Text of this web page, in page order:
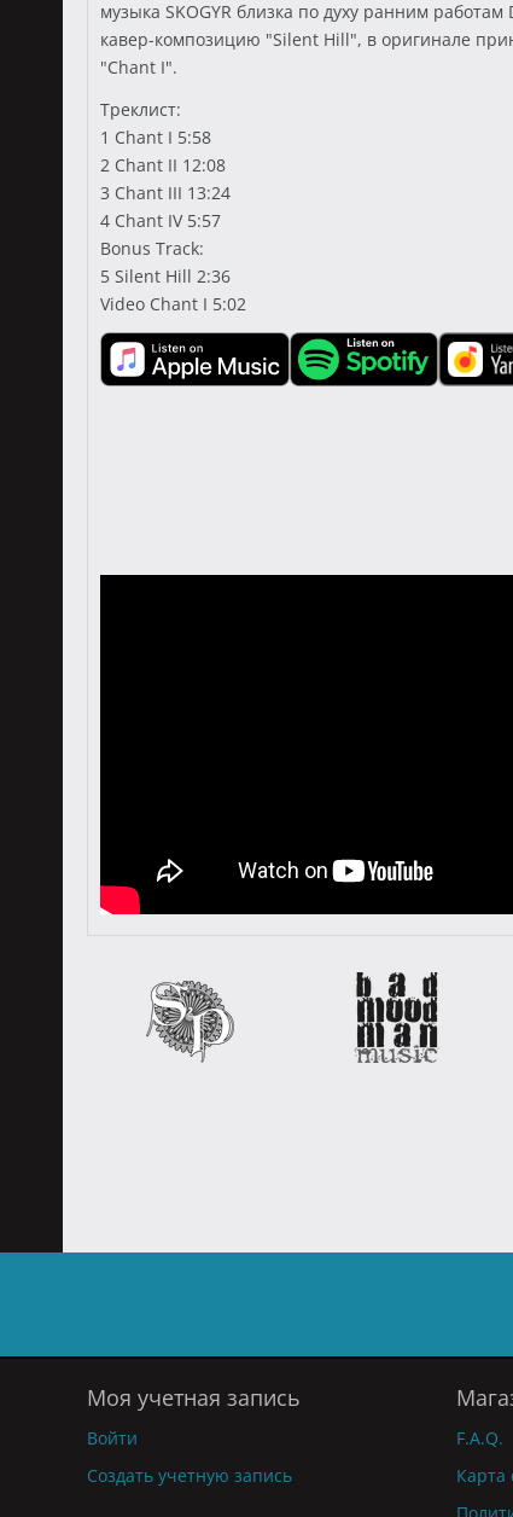
музыка SKOGYR близка по духу ранним
кавер-композицию "Silent Hill", в оригинале
"Chant I".
Треклист:
1 Chant I 5:58
2 Chant II 12:08
3 Chant III 13:24
4 Chant IV 5:57
Bonus Track:
5 Silent Hill 2:36
Video Chant I 5:02
Моя учетная запись
Войти
Создать учетную запись
F.A.Q.
Карта